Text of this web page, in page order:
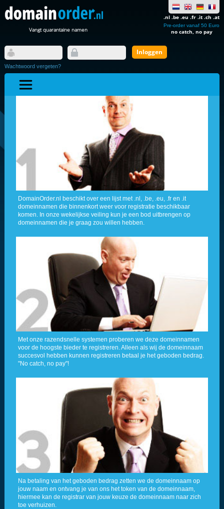
Vangt quarantaine namen
.nl .be .eu .fr .it .ch .at
Pre-order vanaf 50 Euro
no catch, no pay
Wachtwoord vergeten?
DomainOrder.nl beschikt over een lijst met .nl, .be, .eu, .fr en .it
domeinnamen die binnenkort weer voor registratie beschikbaar
komen. In onze wekelijkse veiling kun je een bod uitbrengen op
domeinnamen die je graag zou willen hebben.
Met onze razendsnelle systemen proberen we deze domeinnamen
voor de hoogste bieder te registreren. Alleen als wij de domeinnaam
succesvol hebben kunnen registreren betaal je het geboden bedrag.
"No catch, no pay"!
Na betaling van het geboden bedrag zetten we de domeinnaam op
jouw naam en ontvang je van ons het token van de domeinnaam,
hiermee kan de registrar van jouw keuze de domeinnaam naar zich
toe verhuizen.